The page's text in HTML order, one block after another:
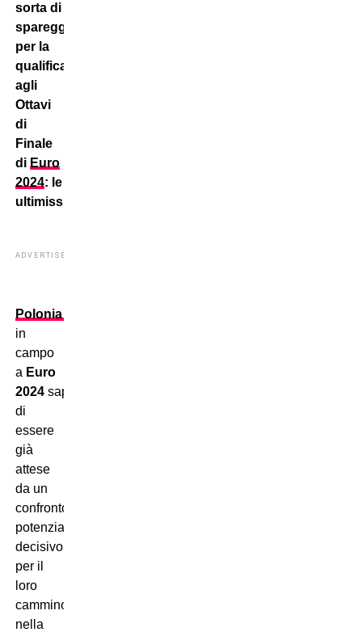
sorta di
spareggio
per la
qualificazione
agli
Ottavi
di
Finale
di Euro
2024: le
ultimissime.
ADVERTISEMENT
Polonia
in
campo
a Euro
2024sapendo
di
essere
già
attese
da un
confronto
potenzialmente
decisivo
per il
loro
cammino
nella